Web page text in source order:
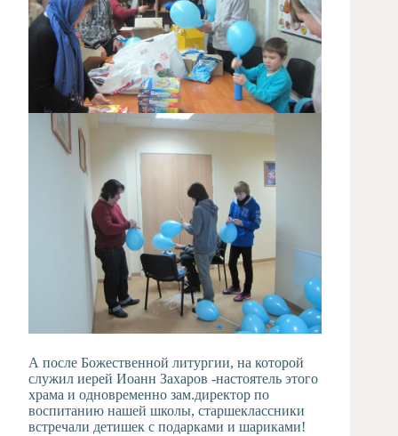
А после Божественной литургии, на которой
служил иерей Иоанн Захаров -настоятель этого
храма и одновременно зам.директор по
воспитанию нашей школы, старшеклассники
встречали детишек с подарками и шариками!